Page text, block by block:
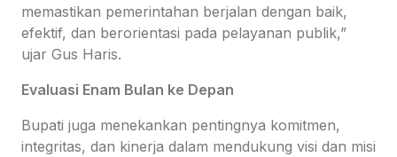
memastikan pemerintahan berjalan dengan baik,
efektif, dan berorientasi pada pelayanan publik,”
ujar Gus Haris.
Evaluasi Enam Bulan ke Depan
Bupati juga menekankan pentingnya komitmen,
integritas, dan kinerja dalam mendukung visi dan misi